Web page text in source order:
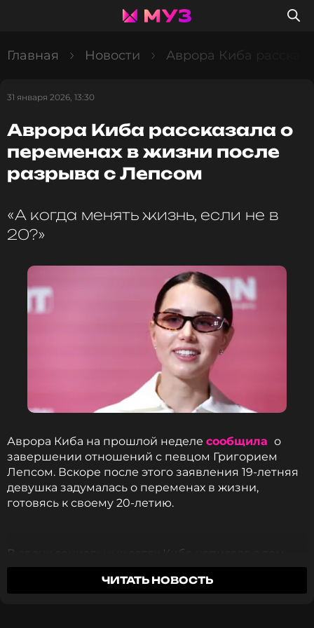
Главная Новости Аврора Киба
31 января 2026, 13:30
Аврора Киба рассказала о
переменах в жизни после
разрыва с Лепсом
«А когда менять жизнь, если не в
20?»
Аврора Киба на прошлой неделе сообщила о
завершении отношений с певцом Григорием
Лепсом. Вскоре после этого заявления 19-летняя
девушка задумалась о переменах в жизни,
готовясь к своему 20-летию.
В своих социальных сетях Киба написала о том,
как меняются ее планы:
ЧИТАТЬ НОВОСТЬ